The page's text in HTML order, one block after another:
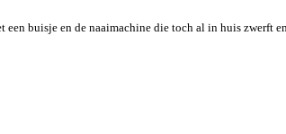
buisje en de naaimachine die toch al in huis zwerft